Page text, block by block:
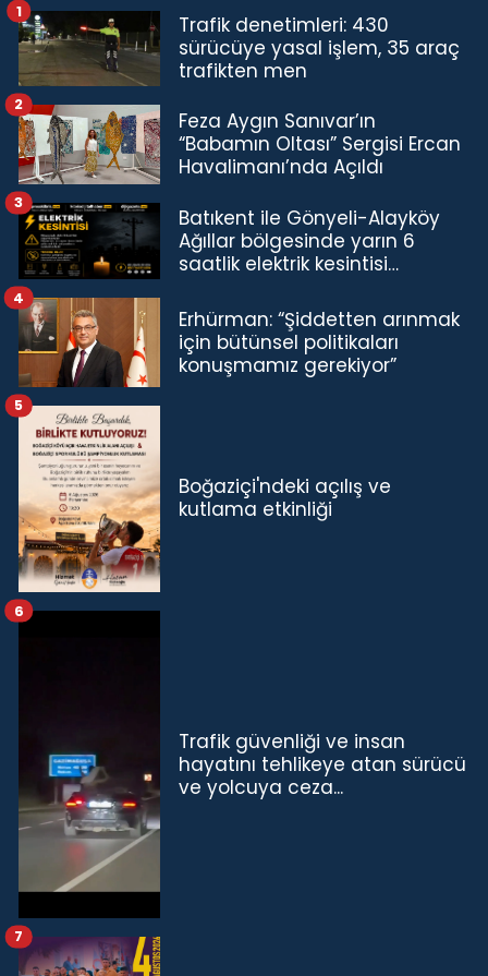
Trafik denetimleri: 430
sürücüye yasal işlem, 35 araç
trafikten men
1
Feza Aygın Sanıvar’ın
“Babamın Oltası” Sergisi Ercan
Havalimanı’nda Açıldı
2
Batıkent ile Gönyeli-Alayköy
Ağıllar bölgesinde yarın 6
saatlik elektrik kesintisi…
3
Erhürman: “Şiddetten arınmak
için bütünsel politikaları
konuşmamız gerekiyor”
4
Boğaziçi'ndeki açılış ve
kutlama etkinliği
5
Trafik güvenliği ve insan
hayatını tehlikeye atan sürücü
ve yolcuya ceza...
6
7